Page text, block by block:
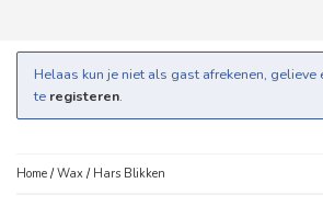
Helaas kun je niet als gast afrekenen, gelieve
te registeren.
Home /Wax / Hars Blikken